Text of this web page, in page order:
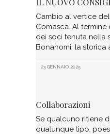
Cambio al vertice
Comasca. Al termine
dei soci tenuta nella
Bonanomi, la storica
23 GENNAIO 2025
Collaborazioni
Se qualcuno ritiene
qualunque tipo,